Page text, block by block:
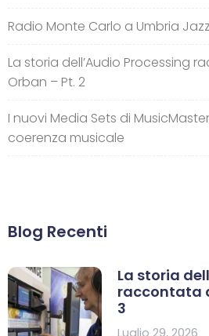
Radio Monte Carlo a Umbria
La storia dell’Audio Processing
Orban – Pt. 2
I nuovi Media Sets di
coerenza musicale
Blog Recenti
La storia
raccontata
3
Luglio 29, 2026